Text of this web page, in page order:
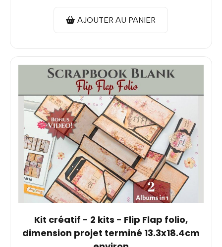
AJOUTER AU PANIER
Kit créatif - 2 kits - Flip Flap folio,
dimension projet terminé 13.3x18.4cm